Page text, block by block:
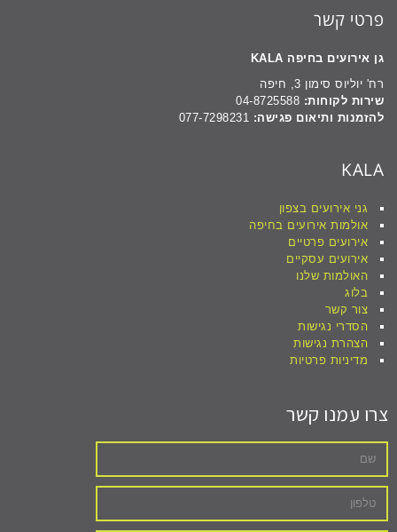
פרטי קשר
גן אירועים בחיפה KALA
רח' יוליוס סימון 3, חיפה
שירות לקוחות:
להזמנות ותיאום פגישה: 077-7298231
KALA
גני אירועים בצפון
אולמות אירועים בחיפה
אירועים פרטיים
אירועים עסקיים
האולמות שלנו
בלוג
צור קשר
הסדרי נגישות
הצהרת נגישות
מדיניות פרטיות
צרו עמנו קשר